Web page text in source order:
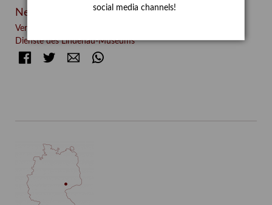
Neueste Beiträge
Verschenkt, verkauft, vergessen? – Kunstdetektivinnen im
Dienste des Lindenau-Museums
FacebookTwitter E-mail
social media channels!